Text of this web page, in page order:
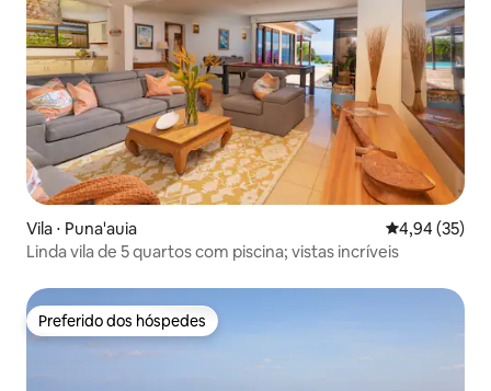
Vila ⋅ Puna'auia 4,94 de uma
4,94 (35)
Linda vila de 5 quartos com piscina; vistas incríveis
Preferido dos hóspedes
Preferido dos hóspedes